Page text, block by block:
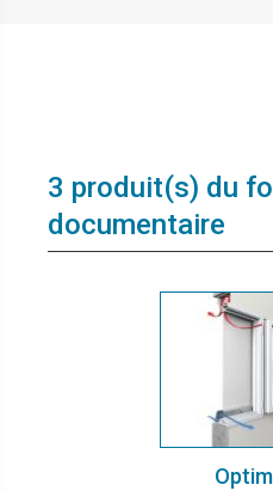
3 produit(s) du
documentaire